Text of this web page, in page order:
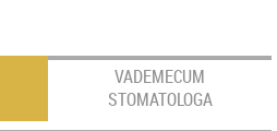
VADEMECUM
STOMATOLOGA